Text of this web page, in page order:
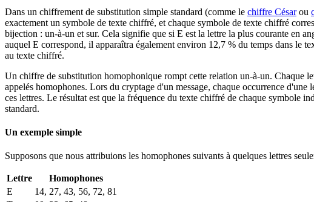
Dans un chiffrement de substitution simple standard (comme le chiffre Césarou
exactement un symbole de texte chiffré, et chaque symbole de texte chiffré
bijection : un-à-un et sur. Cela signifie que si E est la lettre la plus courante en
auquel E correspond, il apparaîtra également environ 12,7 % du temps dans le
au texte chiffré.
Un chiffre de substitution homophonique rompt cette relation un-à-un. Chaque
appelés homophones. Lors du cryptage d'un message, chaque occurrence
ces lettres. Le résultat est que la fréquence du texte chiffré de chaque symbole
standard.
Un exemple simple
Supposons que nous attribuions les homophones suivants à quelques lettres
Lettre
Homophones
E
14, 27, 43, 56, 72, 81